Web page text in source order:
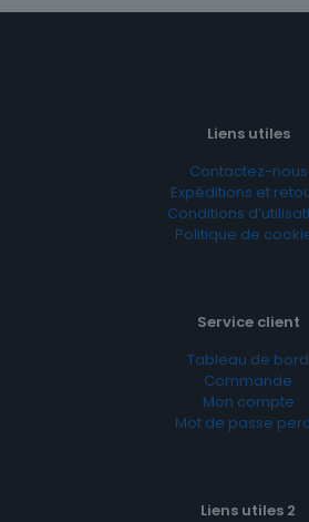
Liens utiles
Contactez-nous
Expéditions et
Conditions
Politique de
Service client
Tableau de bord
Commande
Mon compte
Mot de passe
Liens utiles 2